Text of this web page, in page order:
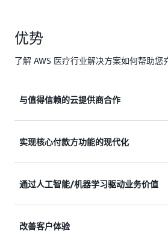
优势
了解 AWS 医疗行业解决方案如何帮助您
与值得信赖的云提供商合作
其安全可靠的云平台，可帮助付
现代化与卓越运营。
实现核心付款方功能的现代化
和服务预授权，以提高业务价值
诈和浪费。
通过人工智能/机器学习驱动业务价值
复杂的数据生态系统，以提高效
改善客户体验